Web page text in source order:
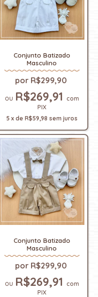
Conjunto Batizado
Masculino
R$299,90
R$269,91 com
PIX
5 x de R$59,98 sem juros
Conjunto Batizado
Masculino
R$299,90
R$269,91 com
PIX